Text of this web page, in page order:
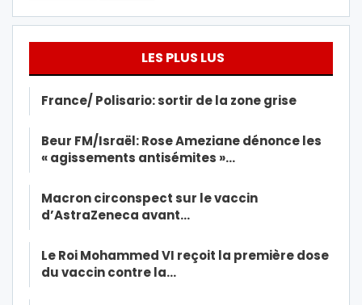
LES PLUS LUS
France/ Polisario: sortir de la zone grise
Beur FM/Israël: Rose Ameziane dénonce les
« agissements antisémites »…
Macron circonspect sur le vaccin
d’AstraZeneca avant…
Le Roi Mohammed VI reçoit la première dose
du vaccin contre la…